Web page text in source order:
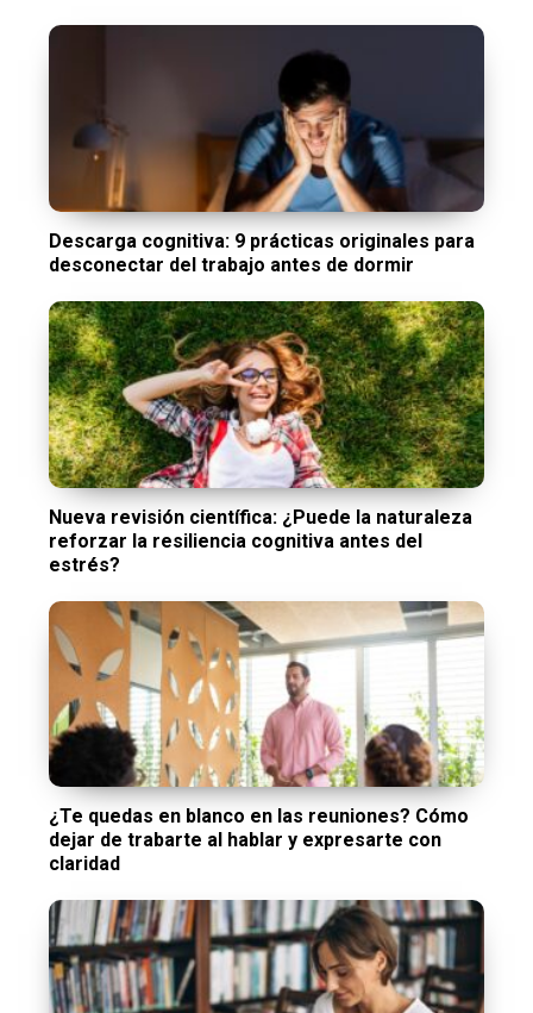
Descarga cognitiva: 9 prácticas originales para
desconectar del trabajo antes de dormir
Nueva revisión científica: ¿Puede la naturaleza
reforzar la resiliencia cognitiva antes del
estrés?
¿Te quedas en blanco en las reuniones? Cómo
dejar de trabarte al hablar y expresarte con
claridad